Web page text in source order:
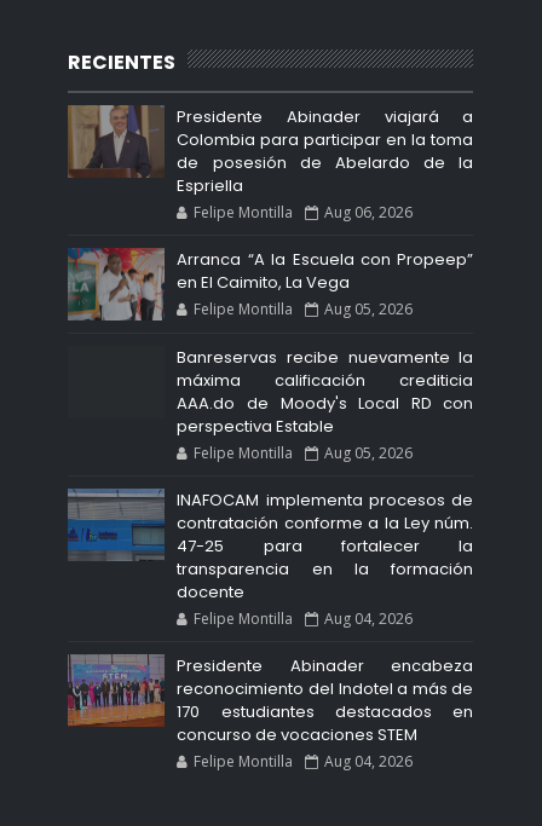
RECIENTES
Presidente Abinader viajará a
Colombia para participar en la toma
de posesión de Abelardo de la
Espriella
Felipe Montilla Aug 06, 2026
Arranca “A la Escuela con Propeep”
en El Caimito, La Vega
Felipe Montilla Aug 05, 2026
Banreservas recibe nuevamente la
máxima calificación crediticia
AAA.do de Moody's Local RD con
perspectiva Estable
Felipe Montilla Aug 05, 2026
INAFOCAM implementa procesos de
contratación conforme a la Ley núm.
47-25 para fortalecer la
transparencia en la formación
docente
Felipe Montilla Aug 04, 2026
Presidente Abinader encabeza
reconocimiento del Indotel a más de
170 estudiantes destacados en
concurso de vocaciones STEM
Felipe Montilla Aug 04, 2026